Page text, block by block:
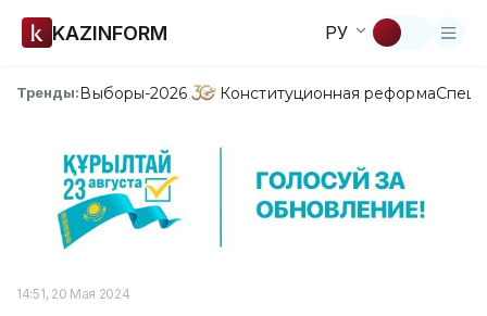
KAZINFORM РУ
Тренды:Выборы-2026 Конституционная реформа
14:51, 20 Мая 2024